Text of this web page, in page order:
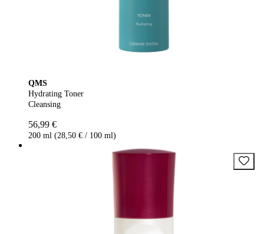
QMS
Hydrating Toner
Cleansing
56,99 €
200 ml (28,50 € / 100 ml)